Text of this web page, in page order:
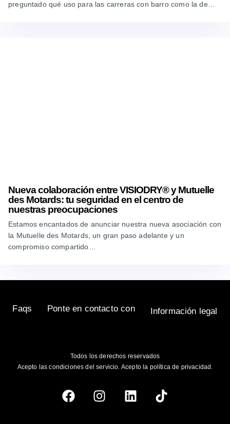
preguntado qué uso para las carreras con barro como la de…
Nueva colaboración entre VISIODRY® y Mutuelle
des Motards: tu seguridad en el centro de
nuestras preocupaciones
Estamos encantados de anunciar nuestra nueva asociación con
la Mutuelle des Motards, un gran paso adelante y un
compromiso compartido…
Faqs Ponte en contacto con Información legal
Todos los derechos reservados
Acepto las condiciones del servicio. Acepto la política de privacidad.